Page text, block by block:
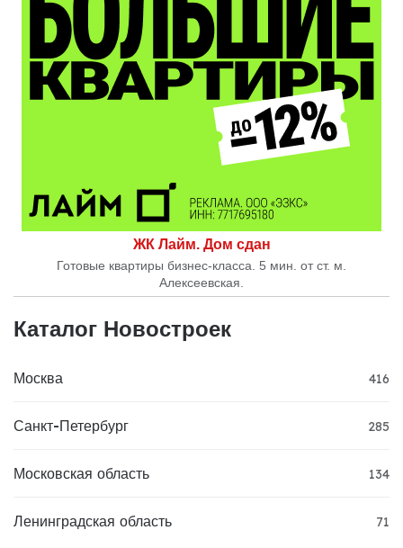
ЖК Лайм. Дом сдан
Готовые квартиры бизнес-класса. 5 мин. от ст. м.
Алексеевская.
Каталог Новостроек
Москва 416
Санкт-Петербург 285
Московская область 134
Ленинградская область 71